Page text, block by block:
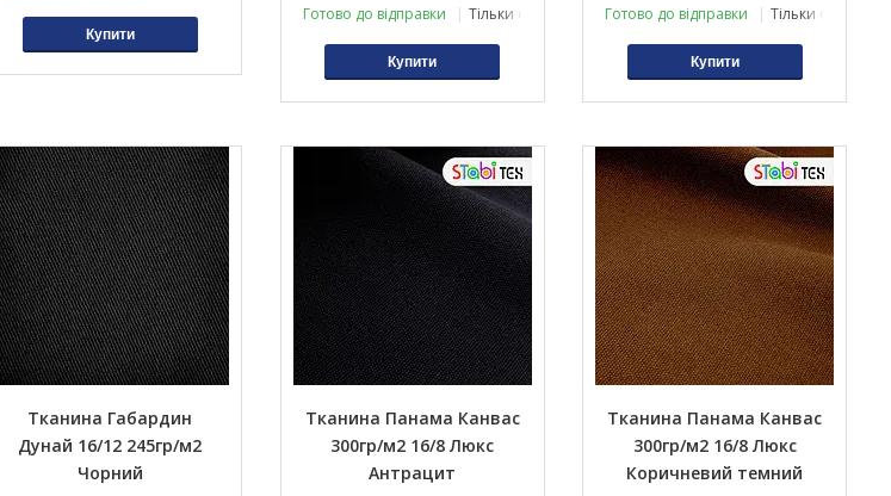
Купити
Готово до відправки Тільки оптом
Купити
Готово до відправки Тільки оптом
Купити
Тканина Габардин
Дунай 16/12 245гр/м2
Чорний
Тканина Панама Канвас
300гр/м2 16/8 Люкс
Антрацит
Тканина Панама Канвас
300гр/м2 16/8 Люкс
Коричневий темний